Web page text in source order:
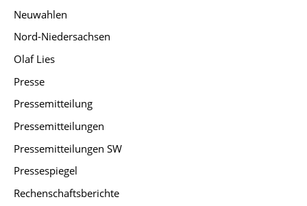
Neuwahlen
Nord-Niedersachsen
Olaf Lies
Presse
Pressemitteilung
Pressemitteilungen
Pressemitteilungen SW
Pressespiegel
Rechenschaftsberichte